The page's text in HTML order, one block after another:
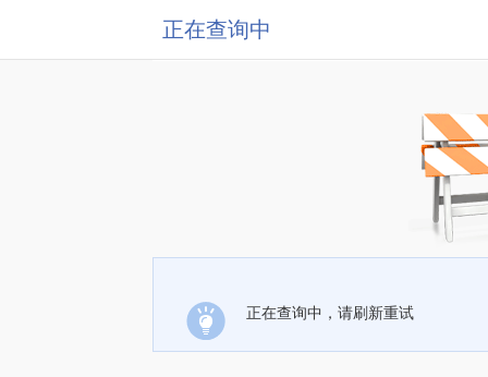
正在查询中
正在查询中，请刷新重试